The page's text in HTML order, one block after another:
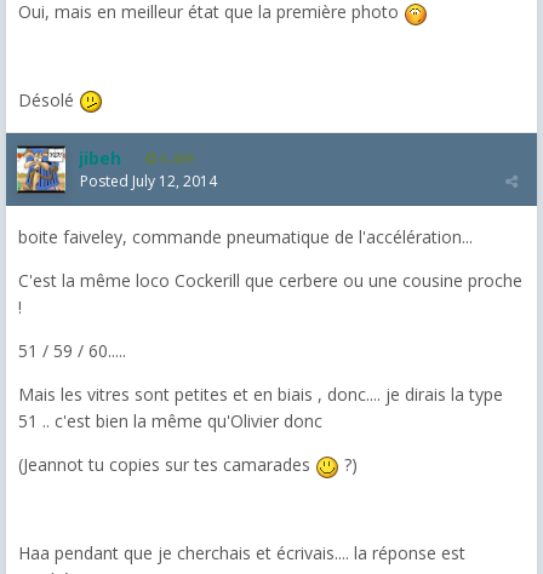
Oui, mais en meilleur état que la première photo
Désolé
jibeh 5,469
Posted July 12, 2014
boite faiveley, commande pneumatique de l'accélération...
C'est la même loco Cockerill que cerbere ou une cousine proche
!
51 / 59 / 60.....
Mais les vitres sont petites et en biais , donc.... je dirais la type
51 .. c'est bien la même qu'Olivier donc
(Jeannot tu copies sur tes camarades
?)
Haa pendant que je cherchais et écrivais.... la réponse est